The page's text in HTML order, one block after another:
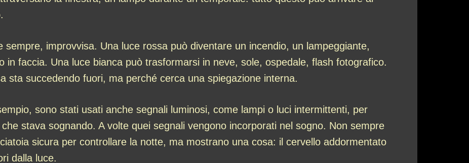
sempre, improvvisa. Una luce rossa può diventare un incendio, un lampeggiante,
in faccia. Una luce bianca può trasformarsi in neve, sole, ospedale, flash fotografico.
sta succedendo fuori, ma perché cerca una spiegazione interna.
sono stati usati anche segnali luminosi, come lampi o luci intermittenti, per
stava sognando. A volte quei segnali vengono incorporati nel sogno. Non sempre
sicura per controllare la notte, ma mostrano una cosa: il cervello addormentato
dalla luce.